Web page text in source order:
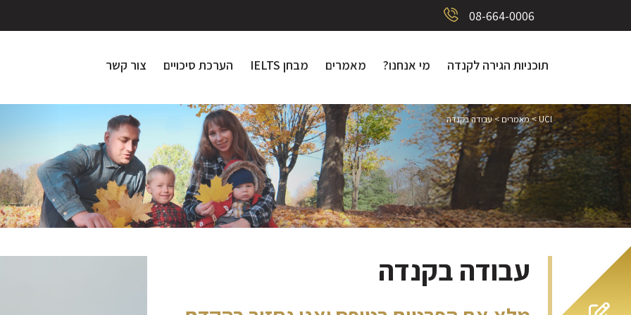
08-664-0006
תוכניות הגירה לקנדה מי אנחנו? מאמרים מבחן IELTS הערכת סיכויים צור קשר
UCI
>מאמרים >עבודה בקנדה
עבודה בקנדה